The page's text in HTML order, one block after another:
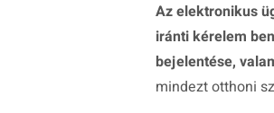
Az elektronikus
iránti kérelem
bejelentése,
mindezt otthoni